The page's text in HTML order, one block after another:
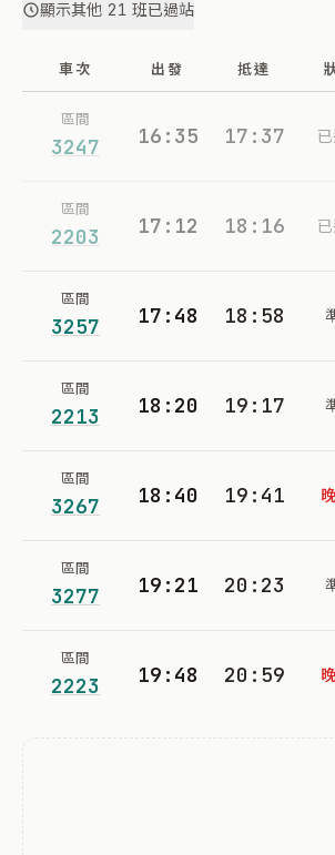
顯示其他 21 班已過站
車次 出發 抵達
區間
3247 16:35 17:37
區間
2203 17:12 18:16
區間
3257 17:48 18:58
區間
2213 18:20 19:17
區間
3267 18:40 19:41
區間
3277 19:21 20:23
區間
2223 19:48 20:59